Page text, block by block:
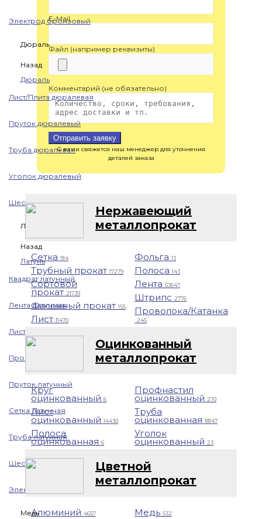
Электрод бронзовый
Дюраль
Назад
Дюраль
Лист/Плита дюралевая
Пруток дюралевый
Труба дюралевая
Уголок дюралевый
Шестигранник дюралевый
Латунь
Назад
Латунь
Квадрат латунный
Лента латунная
Лист/Плита латунная
Проволока латунная
Пруток латунный
Сетка латунная
Труба латунная
Шестигранник латунный
Электрод латунный
Медь
E-Mail
Файл (например реквизиты)
Комментарий (не обязательно)
Отправить заявку
С вами свяжется наш менеджер для уточнения
деталей заказа
Нержавеющий
металлопрокат
Сетка 914
Трубный прокат17279
Сортовой
прокат 21739
Фасонный прокат155
Лист11470
Фольга13
Полоса143
Лента 53647
Штрипс 2776
Проволока/Катанка
245
Оцинкованный
металлопрокат
Круг
оцинкованный 6
Лист
оцинкованный14430
Полоса
оцинкованная 6
Профнастил
оцинкованный 270
Труба
оцинкованная18147
Уголок
оцинкованный 23
Цветной
металлопрокат
Алюминий 4657 Медь 532